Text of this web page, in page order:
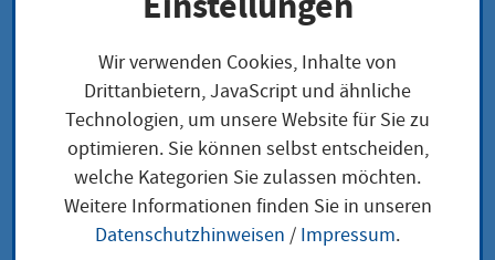
Klimaschutz und Umwelt
Klimaziel und Strategie
So gestaltet Hofheim den Weg
Wir verwenden Cookies, Inhalte von
Drittanbietern, JavaScript und ähnliche
Technologien, um unsere Website für Sie zu
optimieren. Sie können selbst entscheiden,
welche Kategorien Sie zulassen möchten.
Weitere Informationen finden Sie in unseren
Datenschutzhinweisen / Impressum.